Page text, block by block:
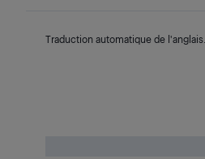
Traduction automatique de l'anglais.